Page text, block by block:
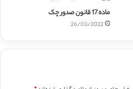
ماده 17 قانون صدور چک
26/03/2022